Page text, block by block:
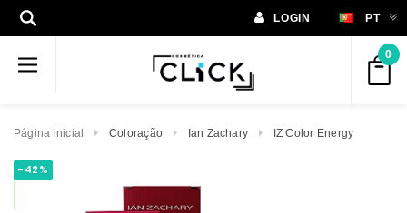
LOGIN PT
0
Página inicial Coloração Ian Zachary IZ Color Energy
-42%